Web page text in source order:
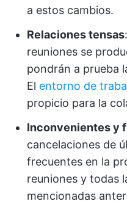
a estos cambios.
Relaciones tensas
reuniones se
pondrán a prueba
El entorno de
propicio para la
Inconvenientes y
cancelaciones de
frecuentes en la
reuniones y todas
mencionadas